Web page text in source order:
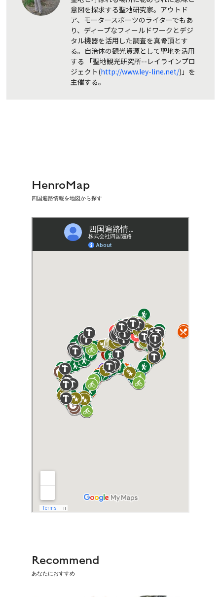
意図を探求する聖地研究家。アウトド
ア、モータースポーツのライターでもあ
り、ディープなフィールドワークとデジ
タル機器を活用した調査を真骨頂とす
る。自治体の観光資源として聖地を活用
する 「聖地観光研究所--レイラインプロ
ジェクト(http://www.ley-line.net/)」を
主催する。
HenroMap
四国遍路情報を地図から探す
Recommend
あなたにおすすめ